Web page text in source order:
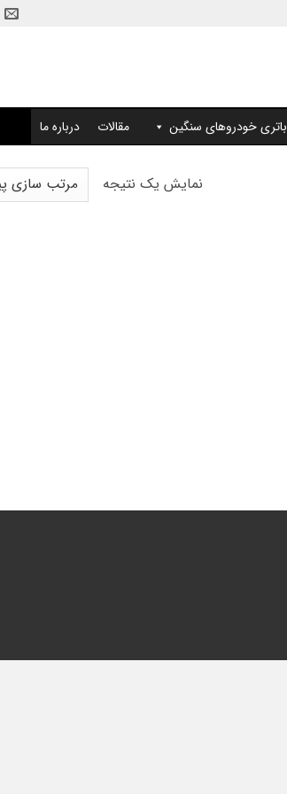
باتری خودروهای سنگین مقالات درباره ما
نمایش یک نتیجه